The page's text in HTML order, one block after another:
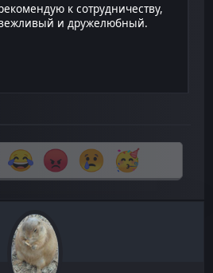
к сотрудничеству,
и дружелюбный.